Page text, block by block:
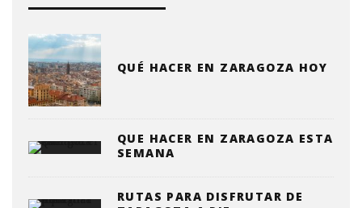
QUÉ HACER EN ZARAGOZA HOY
QUE HACER EN ZARAGOZA ESTA
SEMANA
RUTAS PARA DISFRUTAR DE